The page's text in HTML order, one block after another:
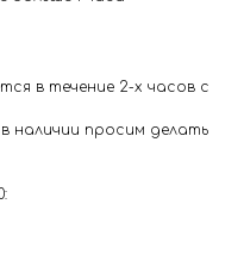
в течение 2-х часов с
наличии просим делать